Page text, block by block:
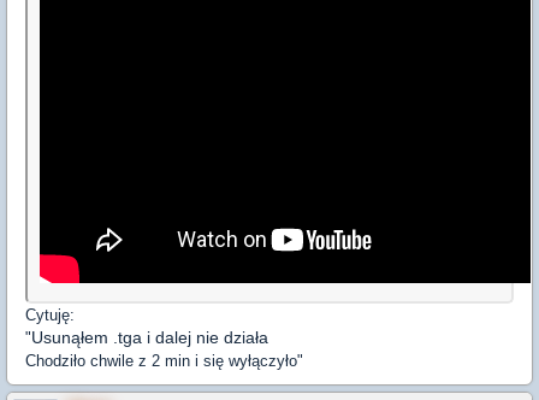
Cytuję:
"Usunąłem .tga i dalej nie działa
Chodziło chwile z 2 min i się wyłączyło"